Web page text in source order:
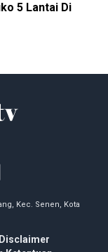
5 Lantai Di
Kec. Senen, Kota
Disclaimer